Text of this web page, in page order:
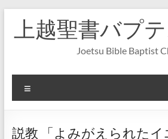
へ
上越聖書バプ
Joetsu Bible Baptist
ニ
ー
説教 「よみがえられたイ